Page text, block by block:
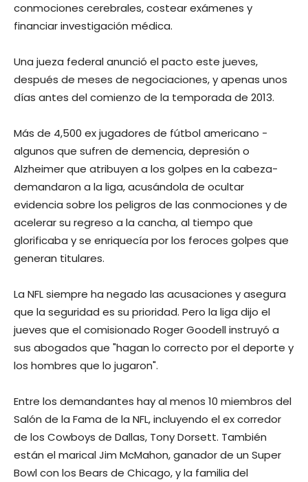
conmociones cerebrales, costear exámenes y
financiar investigación médica.
Una jueza federal anunció el pacto este jueves,
después de meses de negociaciones, y apenas unos
días antes del comienzo de la temporada de 2013.
Más de 4,500 ex jugadores de fútbol americano -
algunos que sufren de demencia, depresión o
Alzheimer que atribuyen a los golpes en la cabeza-
demandaron a la liga, acusándola de ocultar
evidencia sobre los peligros de las conmociones y de
acelerar su regreso a la cancha, al tiempo que
glorificaba y se enriquecía por los feroces golpes que
generan titulares.
La NFL siempre ha negado las acusaciones y asegura
que la seguridad es su prioridad. Pero la liga dijo el
jueves que el comisionado Roger Goodell instruyó a
sus abogados que "hagan lo correcto por el deporte y
los hombres que lo jugaron".
Entre los demandantes hay al menos 10 miembros del
Salón de la Fama de la NFL, incluyendo el ex corredor
de los Cowboys de Dallas, Tony Dorsett. También
están el marical Jim McMahon, ganador de un Super
Bowl con los Bears de Chicago, y la familia del